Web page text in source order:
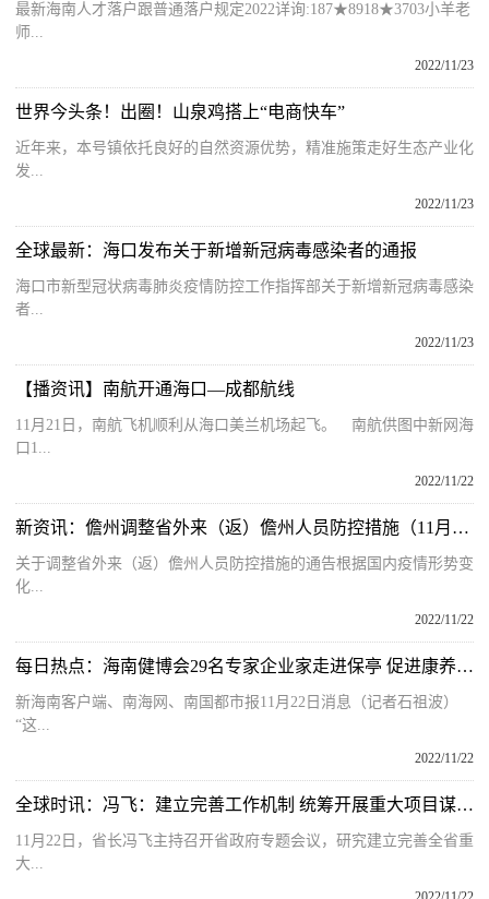
最新海南人才落户跟普通落户规定2022详询:187★8918★3703小羊老
师...
2022/11/23
世界今头条！出圈！山泉鸡搭上“电商快车”
近年来，本号镇依托良好的自然资源优势，精准施策走好生态产业化
发...
2022/11/23
全球最新：海口发布关于新增新冠病毒感染者的通报
海口市新型冠状病毒肺炎疫情防控工作指挥部关于新增新冠病毒感染
者...
2022/11/23
【播资讯】南航开通海口—成都航线
11月21日，南航飞机顺利从海口美兰机场起飞。 南航供图中新网海
口1...
2022/11/22
新资讯：儋州调整省外来（返）儋州人员防控措施（11月22日0时更新）
关于调整省外来（返）儋州人员防控措施的通告根据国内疫情形势变
化...
2022/11/22
每日热点：海南健博会29名专家企业家走进保亭 促进康养产业投资落地
新海南客户端、南海网、南国都市报11月22日消息（记者石祖波）
“这...
2022/11/22
全球时讯：冯飞：建立完善工作机制 统筹开展重大项目谋划推进和招商引资工作
11月22日，省长冯飞主持召开省政府专题会议，研究建立完善全省重
大...